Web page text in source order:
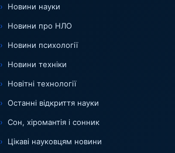
Новини науки
Новини про НЛО
Новини психології
Новини техніки
Новітні технології
Останні відкриття науки
Сон, хіромантія і сонник
Цікаві науковцям новини